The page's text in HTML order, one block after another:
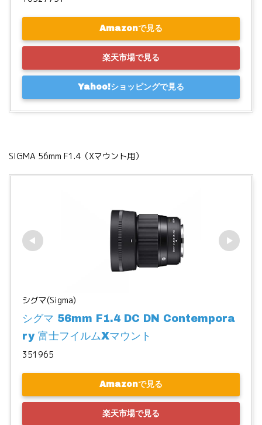
Amazonで見る
楽天市場で見る
Yahoo!ショッピングで見る
SIGMA 56mm F1.4（Xマウント用）
シグマ(Sigma)
シグマ 56mm F1.4 DC DN Contempora
ry 富士フイルムXマウント
351965
Amazonで見る
楽天市場で見る